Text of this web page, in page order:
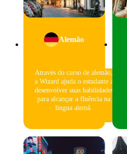
Alemão
Através do curso de alemão,
a Wizard ajuda o estudante a
desenvolver suas habilidades
para alcançar a fluência na
língua alemã.